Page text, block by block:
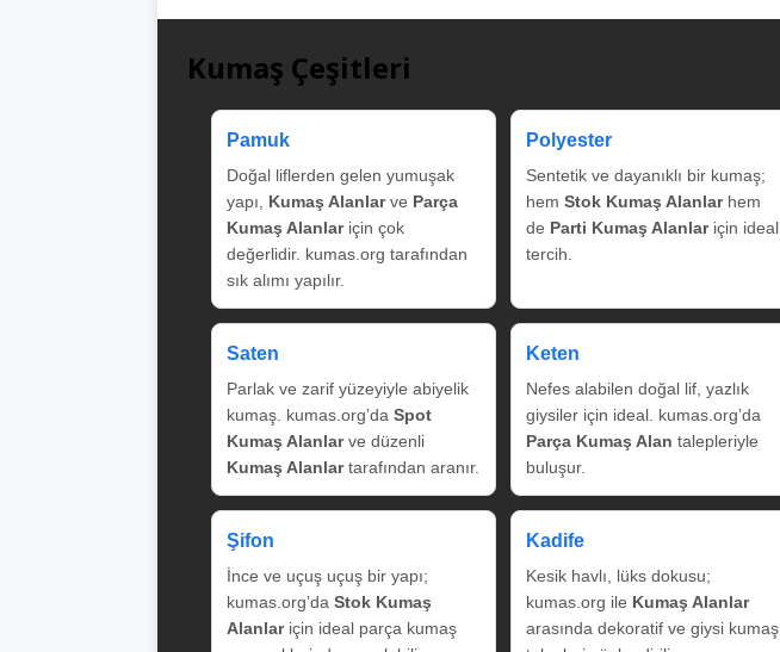
Kumaş Çeşitleri
Pamuk
Doğal liflerden gelen yumuşak
yapı, Kumaş Alanlarve Parça
Kumaş Alanlariçin çok
değerlidir. kumas.org tarafından
sık alımı yapılır.
Polyester
Sentetik ve dayanıklı bir kumaş;
hem Stok Kumaş Alanlarhem
de Parti Kumaş Alanlariçin ideal
tercih.
Saten
Parlak ve zarif yüzeyiyle abiyelik
kumaş. kumas.org’da Spot
Kumaş Alanlarve düzenli
Kumaş Alanlartarafından aranır.
Keten
Nefes alabilen doğal lif, yazlık
giysiler için ideal. kumas.org’da
Parça Kumaş Alan talepleriyle
buluşur.
Şifon
İnce ve uçuş uçuş bir yapı;
kumas.org’da Stok Kumaş
Alanlariçin ideal parça kumaş
Kadife
Kesik havlı, lüks dokusu;
kumas.org ile Kumaş Alanlar
arasında dekoratif ve giysi kumaş